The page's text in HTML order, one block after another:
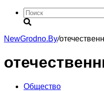
NewGrodno.By/
Общество